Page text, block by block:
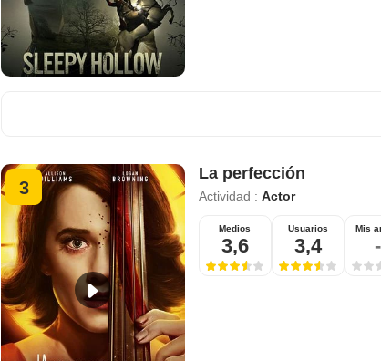
3
La perfección
Actividad : Actor
Medios
3,6
Usuarios
3,4
Mis